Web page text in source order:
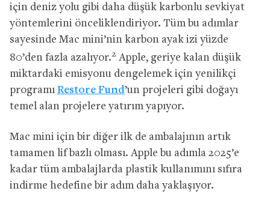
için deniz yolu gibi daha düşük karbonlu sevkiyat
yöntemlerini önceliklendiriyor. Tüm bu adımlar
sayesinde Mac mini’nin karbon ayak izi yüzde
80’den fazla azalıyor.2 Apple, geriye kalan düşük
miktardaki emisyonu dengelemek için yenilikçi
programı Restore Fund’un projeleri gibi doğayı
temel alan projelere yatırım yapıyor.
Mac mini için bir diğer ilk de ambalajının artık
tamamen lif bazlı olması. Apple bu adımla 2025’e
kadar tüm ambalajlarda plastik kullanımını sıfıra
indirme hedefine bir adım daha yaklaşıyor.